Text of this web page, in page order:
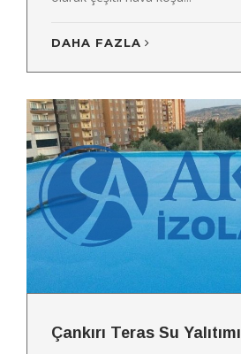
DAHA FAZLA
Çankırı Teras Su Yalıtımı